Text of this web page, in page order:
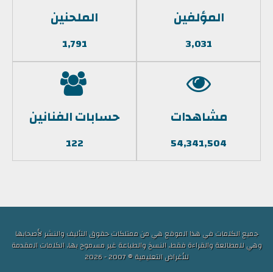
المؤلفين
3,031
الملحنين
1,791
مشاهدات
54,341,504
حسابات الفنانين
122
جميع الكلمات في هذا الموقع هي من ممتلكات حقوق التأليف والنشر لأصحابها
وهي للمطالعة والقراءة فقط, النسخ والطباعة غير مسموح بها, الكلمات المقدمة
للأغراض التعليمية © 2007 - 2026